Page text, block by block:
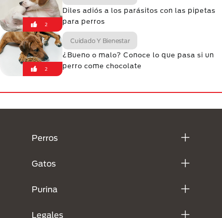
2
Diles adiós a los parásitos con las pipetas
para perros
2
Cuidado Y Bienestar
¿Bueno o malo? Conoce lo que pasa si un
perro come chocolate
Perros
Gatos
Purina
Legales